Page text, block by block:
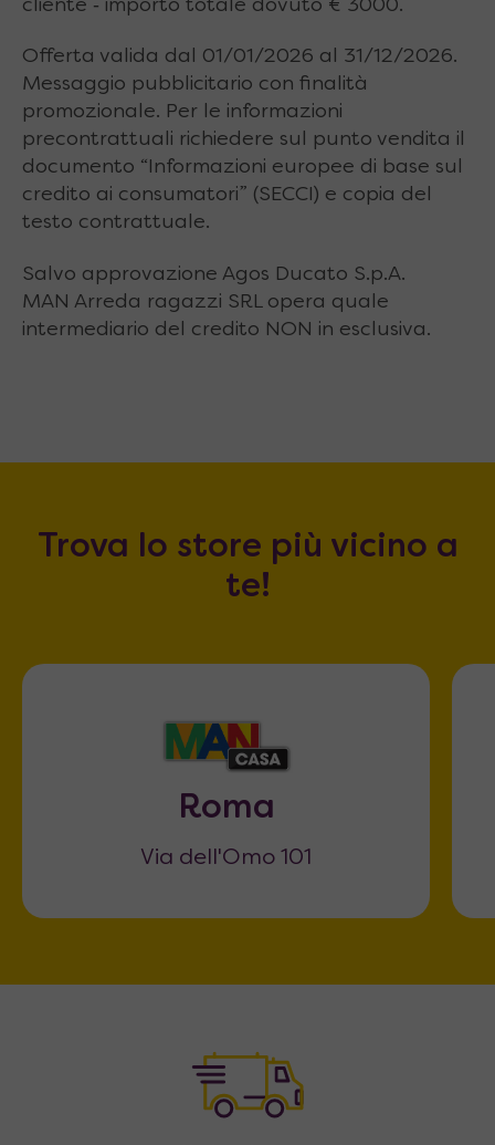
cliente ‐ importo totale dovuto € 3000.
Offerta valida dal 01/01/2026 al 31/12/2026.
Messaggio pubblicitario con finalità
promozionale. Per le informazioni
precontrattuali richiedere sul punto vendita il
documento “Informazioni europee di base sul
credito ai consumatori” (SECCI) e copia del
testo contrattuale.
Salvo approvazione Agos Ducato S.p.A.
MAN Arreda ragazzi SRL opera quale
intermediario del credito NON in esclusiva.
Trova lo store più vicino a
te!
Roma
Via dell'Omo 101